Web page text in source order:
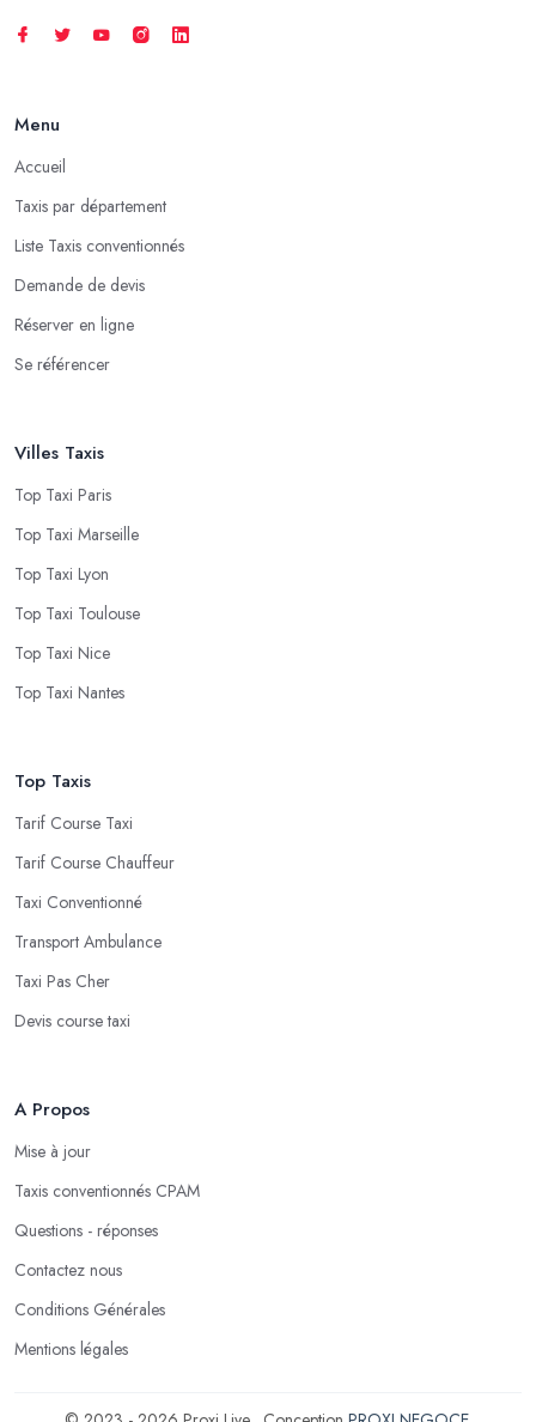
Menu
Accueil
Taxis par département
Liste Taxis conventionnés
Demande de devis
Réserver en ligne
Se référencer
Villes Taxis
Top Taxi Paris
Top Taxi Marseille
Top Taxi Lyon
Top Taxi Toulouse
Top Taxi Nice
Top Taxi Nantes
Top Taxis
Tarif Course Taxi
Tarif Course Chauffeur
Taxi Conventionné
Transport Ambulance
Taxi Pas Cher
Devis course taxi
A Propos
Mise à jour
Taxis conventionnés CPAM
Questions - réponses
Contactez nous
Conditions Générales
Mentions légales